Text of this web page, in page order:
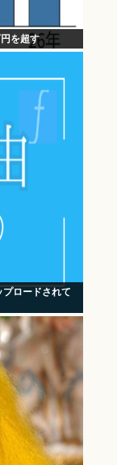
を超す
プロードされて